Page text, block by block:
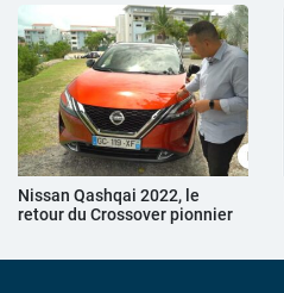
Nissan Qashqai 2022, le
retour du Crossover pionnier